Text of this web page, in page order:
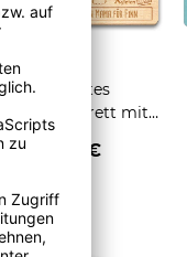
Graviertes
Frühstücksbrett mit
ABC und Name
12,95 €